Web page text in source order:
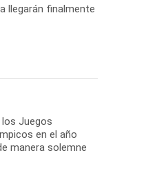
llegarán finalmente
los Juegos
en el año
manera solemne